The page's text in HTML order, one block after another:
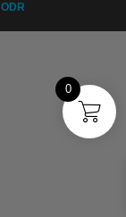
ODR
0